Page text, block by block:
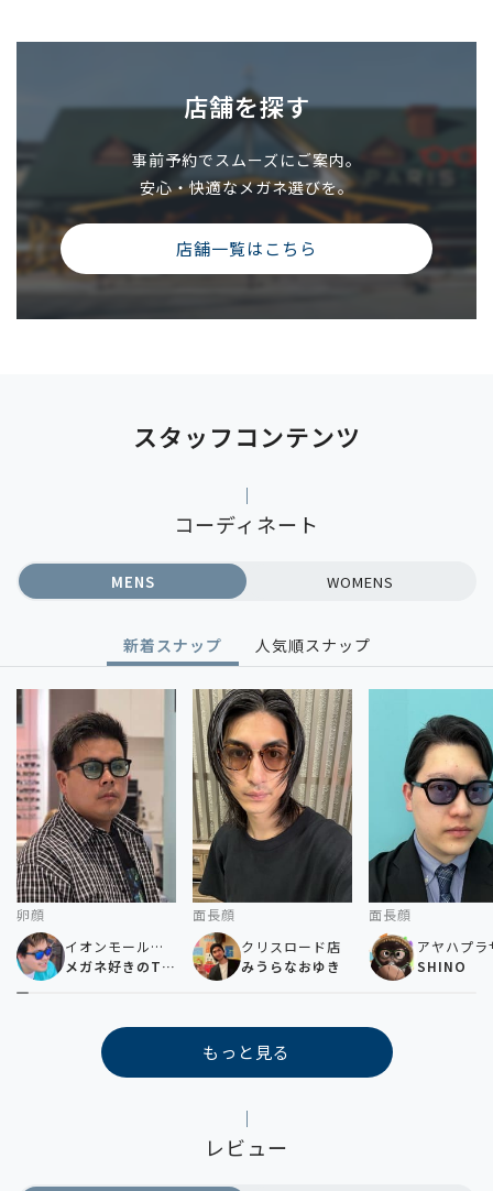
店舗を探す
事前予約でスムーズにご案内。
安心・快適なメガネ選びを。
店舗一覧はこちら
スタッフコンテンツ
コーディネート
MENS WOMENS
新着スナップ 人気順スナップ
卵顔
イオンモール倉
敷店
メガネ好きのTa
面長顔
クリスロード店
みうらなおゆき
面長顔
アヤハプラ
口店
SHINO
もっと見る
レビュー